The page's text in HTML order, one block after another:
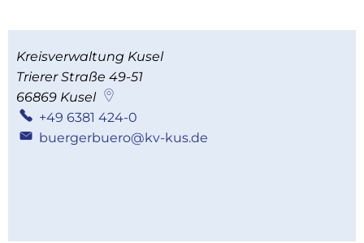
Kreisverwaltung Kusel
Trierer Straße 49-51
66869 Kusel
+49 6381 424-0
buergerbuero@kv-kus.de